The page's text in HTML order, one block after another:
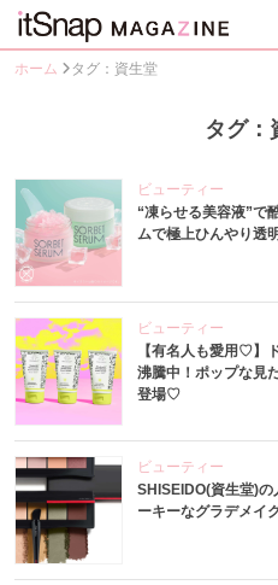
ホーム タグ：資生堂
タグ：
ビューティー
“凍らせる美容液”で
ムで極上ひんやり透
ビューティー
【有名人も愛用♡】
沸騰中！ポップな見
登場♡
ビューティー
SHISEIDO(資生堂)
ーキーなグラデメイ